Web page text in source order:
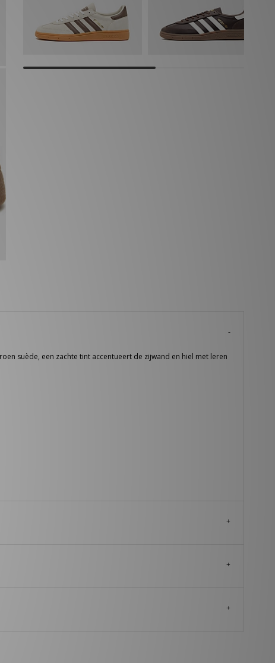
suède, een zachte tint accentueert de zijwand en hiel met leren